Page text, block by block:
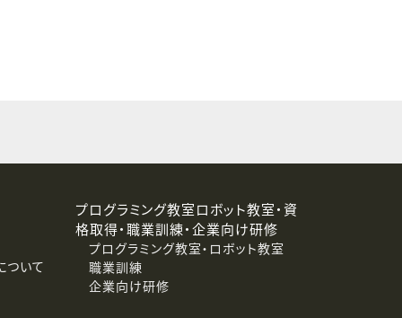
および第三者への提供停止）
ついて
プログラミング教室ロボット教室・資
格取得・職業訓練・企業向け研修
プログラミング教室・ロボット教室
職業訓練
企業向け研修